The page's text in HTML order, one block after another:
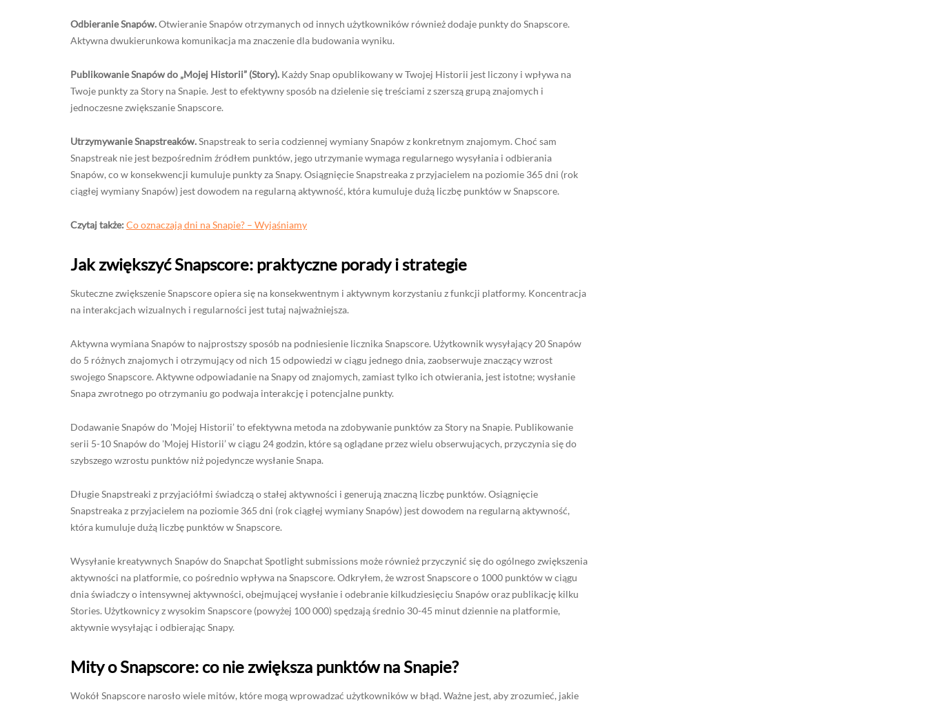
Odbieranie Snapów.Otwieranie Snapów otrzymanych od innych użytkowników również dodaje punkty do Snapscore.
Aktywna dwukierunkowa komunikacja ma znaczenie dla budowania wyniku.
Publikowanie Snapów do „Mojej Historii” (Story). Każdy Snap opublikowany w Twojej Historii jest liczony i wpływa na
Twoje punkty za Story na Snapie. Jest to efektywny sposób na dzielenie się treściami z szerszą grupą znajomych i
jednoczesne zwiększanie Snapscore.
Utrzymywanie Snapstreaków.Snapstreak to seria codziennej wymiany Snapów z konkretnym znajomym. Choć sam
Snapstreak nie jest bezpośrednim źródłem punktów, jego utrzymanie wymaga regularnego wysyłania i odbierania
Snapów, co w konsekwencji kumuluje punkty za Snapy. Osiągnięcie Snapstreaka z przyjacielem na poziomie 365 dni (rok
ciągłej wymiany Snapów) jest dowodem na regularną aktywność, która kumuluje dużą liczbę punktów w Snapscore.
Czytaj także: Co oznaczają dni na Snapie? – Wyjaśniamy
Jak zwiększyć Snapscore: praktyczne porady i strategie
Skuteczne zwiększenie Snapscore opiera się na konsekwentnym i aktywnym korzystaniu z funkcji platformy. Koncentracja
na interakcjach wizualnych i regularności jest tutaj najważniejsza.
Aktywna wymiana Snapów to najprostszy sposób na podniesienie licznika Snapscore. Użytkownik wysyłający 20 Snapów
do 5 różnych znajomych i otrzymujący od nich 15 odpowiedzi w ciągu jednego dnia, zaobserwuje znaczący wzrost
swojego Snapscore. Aktywne odpowiadanie na Snapy od znajomych, zamiast tylko ich otwierania, jest istotne; wysłanie
Snapa zwrotnego po otrzymaniu go podwaja interakcję i potencjalne punkty.
Dodawanie Snapów do 'Mojej Historii’ to efektywna metoda na zdobywanie punktów za Story na Snapie. Publikowanie
serii 5-10 Snapów do 'Mojej Historii’ w ciągu 24 godzin, które są oglądane przez wielu obserwujących, przyczynia się do
szybszego wzrostu punktów niż pojedyncze wysłanie Snapa.
Długie Snapstreaki z przyjaciółmi świadczą o stałej aktywności i generują znaczną liczbę punktów. Osiągnięcie
Snapstreaka z przyjacielem na poziomie 365 dni (rok ciągłej wymiany Snapów) jest dowodem na regularną aktywność,
która kumuluje dużą liczbę punktów w Snapscore.
Wysyłanie kreatywnych Snapów do Snapchat Spotlight submissions może również przyczynić się do ogólnego zwiększenia
aktywności na platformie, co pośrednio wpływa na Snapscore. Odkryłem, że wzrost Snapscore o 1000 punktów w ciągu
dnia świadczy o intensywnej aktywności, obejmującej wysłanie i odebranie kilkudziesięciu Snapów oraz publikację kilku
Stories. Użytkownicy z wysokim Snapscore (powyżej 100 000) spędzają średnio 30-45 minut dziennie na platformie,
aktywnie wysyłając i odbierając Snapy.
Mity o Snapscore: co nie zwiększa punktów na Snapie?
Wokół Snapscore narosło wiele mitów, które mogą wprowadzać użytkowników w błąd. Ważne jest, aby zrozumieć, jakie